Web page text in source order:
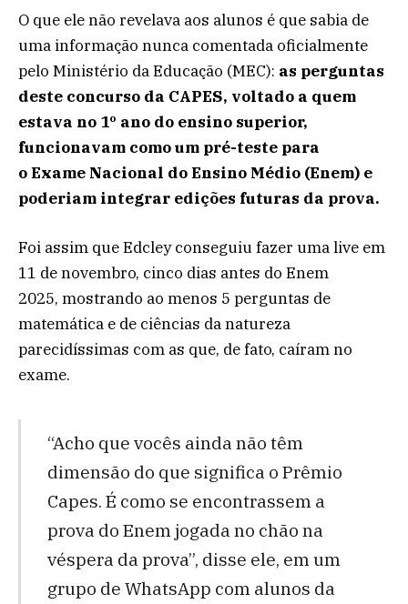
O que ele não revelava aos alunos é que sabia de
uma informação nunca comentada oficialmente
pelo Ministério da Educação (MEC): as perguntas
deste concurso da CAPES, voltado a quem
estava no 1º ano do ensino superior,
funcionavam como um pré-teste para
o Exame Nacional do Ensino Médio (Enem) e
poderiam integrar edições futuras da prova.
Foi assim que Edcley conseguiu fazer uma live em
11 de novembro, cinco dias antes do Enem
2025, mostrando ao menos 5 perguntas de
matemática e de ciências da natureza
parecidíssimas com as que, de fato, caíram no
exame.
“Acho que vocês ainda não têm
dimensão do que significa o Prêmio
Capes. É como se encontrassem a
prova do Enem jogada no chão na
véspera da prova”, disse ele, em um
grupo de WhatsApp com alunos da